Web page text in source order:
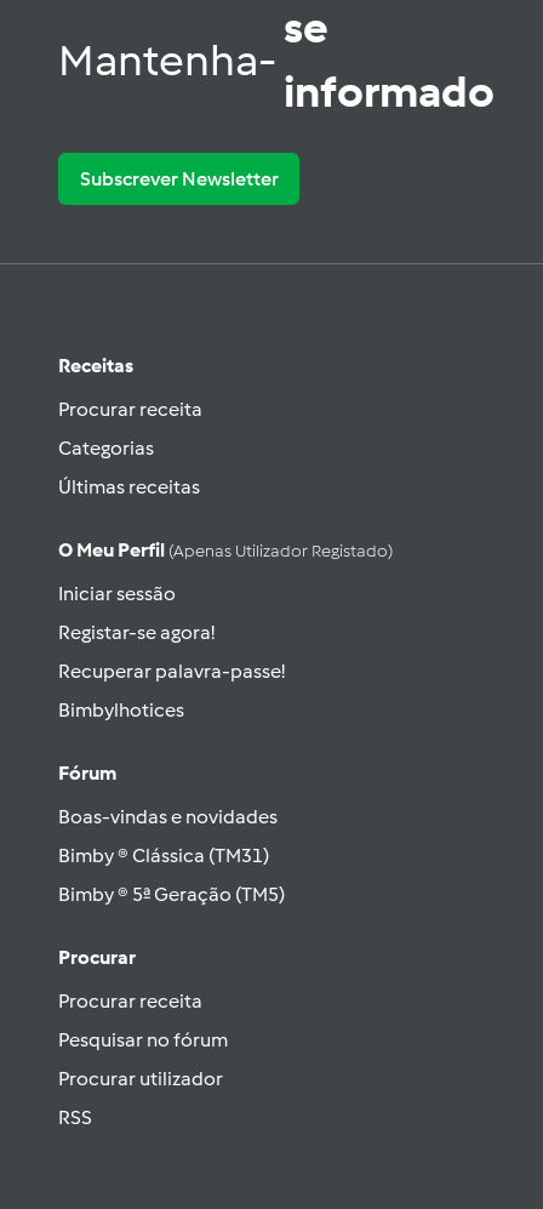
Mantenha-
se
informado
Subscrever Newsletter
Receitas
Procurar receita
Categorias
Últimas receitas
O Meu Perfil (apenas Utilizador Registado)
Iniciar sessão
Registar-se agora!
Recuperar palavra-passe!
Bimbylhotices
Fórum
Boas-vindas e novidades
Bimby ® Clássica (TM31)
Bimby ® 5ª Geração (TM5)
Procurar
Procurar receita
Pesquisar no fórum
Procurar utilizador
RSS